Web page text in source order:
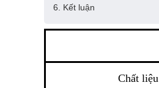
6. Kết luận
Chất